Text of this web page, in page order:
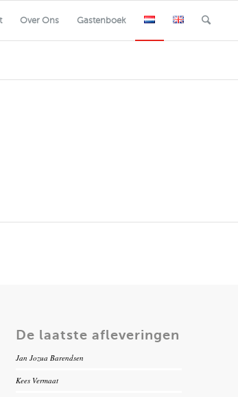
Over Ons Gastenboek
De laatste afleveringen
Jan Jozua Barendsen
Kees Vermaat